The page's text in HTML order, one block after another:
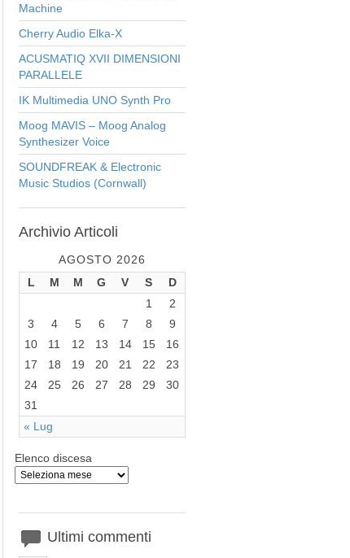
Machine
Cherry Audio Elka-X
ACUSMATIQ XVII DIMENSIONI
PARALLELE
IK Multimedia UNO Synth Pro
Moog MAVIS – Moog Analog
Synthesizer Voice
SOUNDFREAK & Electronic
Music Studios (Cornwall)
Archivio Articoli
AGOSTO 2026
L
M M G V S D
« Lug
1
2
3
4 5 6 7 8
9
10
11 12 13 14 15
16
17
18 19 20 21 22
23
24
25 26 27 28 29
30
31
Elenco discesa
Ultimi commenti